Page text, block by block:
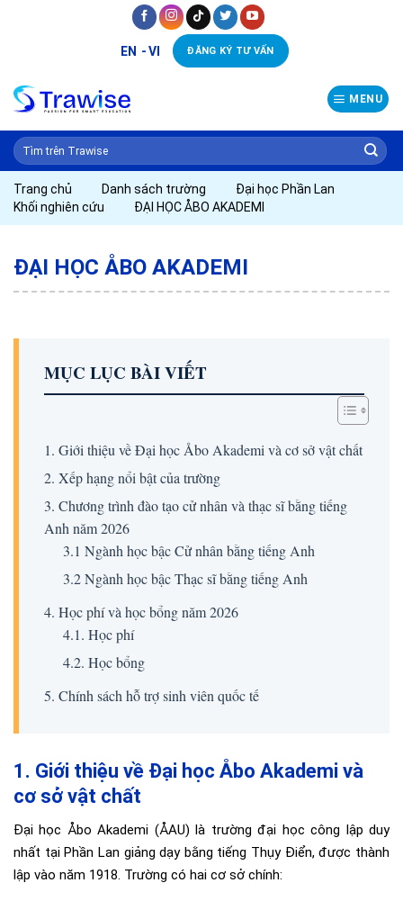
EN VI ĐĂNG KÝ TƯ VẤN
MENU
Trang chủ Danh sách trường
Đại học Phần Lan
Khối nghiên cứu
ĐẠI HỌC ÅBO AKADEMI
ĐẠI HỌC ÅBO AKADEMI
MỤC LỤC BÀI VIẾT
1. Giới thiệu về Đại học Åbo Akademi và cơ sở vật chất
2. Xếp hạng nổi bật của trường
3. Chương trình đào tạo cử nhân và thạc sĩ bằng tiếng
Anh năm 2026
3.1 Ngành học bậc Cử nhân bằng tiếng Anh
3.2 Ngành học bậc Thạc sĩ bằng tiếng Anh
4. Học phí và học bổng năm 2026
4.1. Học phí
4.2. Học bổng
5. Chính sách hỗ trợ sinh viên quốc tế
1. Giới thiệu về Đại học Åbo Akademi và
cơ sở vật chất
Đại học Åbo Akademi (ÅAU) là trường đại học công lập duy
nhất tại Phần Lan giảng dạy bằng tiếng Thụy Điển, được thành
lập vào năm 1918. Trường có hai cơ sở chính: